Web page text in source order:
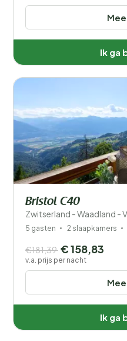
Ik ga
Bristol C40
Zwitserland - Waadland -
5 gasten 2 slaapkamers
€181,39 € 158,83
v.a. prijs per nacht
Ik ga